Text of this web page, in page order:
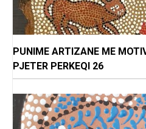
PUNIME ARTIZANE ME
PJETER PERKEQI 26